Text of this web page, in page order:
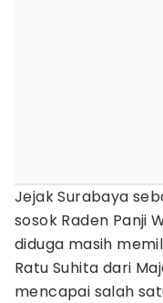
Jejak Surabaya
sosok Raden Panji
diduga masih
Ratu Suhita dari
mencapai salah